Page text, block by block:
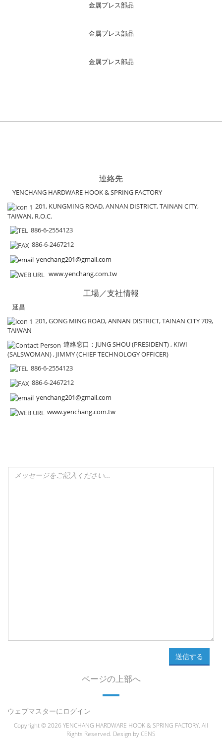
金属プレス部品
金属プレス部品
金属プレス部品
連絡先
YENCHANG HARDWARE HOOK & SPRING FACTORY
201, KUNGMING ROAD, ANNAN DISTRICT, TAINAN CITY,
TAIWAN, R.O.C.
886-6-2554123
886-6-2467212
yenchang201@gmail.com
www.yenchang.com.tw
工場／支社情報
延昌
201, GONG MING ROAD, ANNAN DISTRICT, TAINAN CITY 709,
TAIWAN
連絡窓口 ：JUNG SHOU (PRESIDENT) , KIWI
(SALSWOMAN) , JIMMY (CHIEF TECHNOLOGY OFFICER)
886-6-2554123
886-6-2467212
yenchang201@gmail.com
www.yenchang.com.tw
送信する
ページの上部へ
ウェブマスターにログイン
Copyright © 2026 YENCHANG HARDWARE HOOK & SPRING FACTORY. All
Rights Reserved. Design byCENS